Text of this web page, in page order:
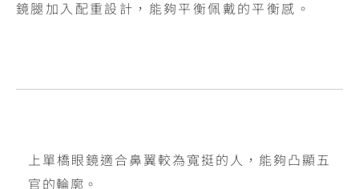
鏡腿加入配重設計，能夠平衡佩戴的平衡感。
上單橋眼鏡適合鼻翼較為寬挺的人，能夠凸顯五
官的輪廓。